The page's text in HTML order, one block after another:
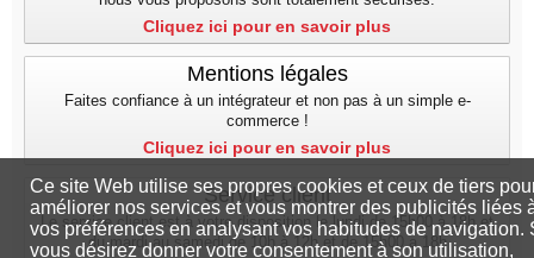
Cliquez ici pour en savoir plus
Mentions légales
Faites confiance à un intégrateur et non pas à un simple e-
commerce !
Cliquez ici pour en savoir plus
Service client
Le service client est à votre disposition le lundi de 15h00 à 18h et
du mardi au samedi de 10h à 12h et de 15h00 a 18h
Ce site Web utilise ses propres cookies et ceux de tiers
améliorer nos services et vous montrer des publicités liées
vos préférences en analysant vos habitudes de navigation.
vous désirez donner votre consentement à son utilisation,